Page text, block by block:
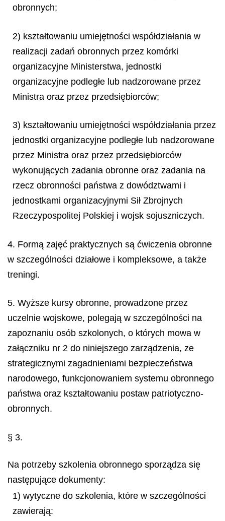
obronnych;
2) kształtowaniu umiejętności współdziałania w
realizacji zadań obronnych przez komórki
organizacyjne Ministerstwa, jednostki
organizacyjne podległe lub nadzorowane przez
Ministra oraz przez przedsiębiorców;
3) kształtowaniu umiejętności współdziałania przez
jednostki organizacyjne podległe lub nadzorowane
przez Ministra oraz przez przedsiębiorców
wykonujących zadania obronne oraz zadania na
rzecz obronności państwa z dowództwami i
jednostkami organizacyjnymi Sił Zbrojnych
Rzeczypospolitej Polskiej i wojsk sojuszniczych.
4. Formą zajęć praktycznych są ćwiczenia obronne
w szczególności działowe i kompleksowe, a także
treningi.
5. Wyższe kursy obronne, prowadzone przez
uczelnie wojskowe, polegają w szczególności na
zapoznaniu osób szkolonych, o których mowa w
załączniku nr 2 do niniejszego zarządzenia, ze
strategicznymi zagadnieniami bezpieczeństwa
narodowego, funkcjonowaniem systemu obronnego
państwa oraz kształtowaniu postaw patriotyczno-
obronnych.
§ 3.
Na potrzeby szkolenia obronnego sporządza się
następujące dokumenty:
1) wytyczne do szkolenia, które w szczególności
zawierają: